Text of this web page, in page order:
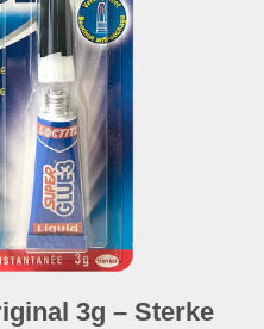
3g – Sterke